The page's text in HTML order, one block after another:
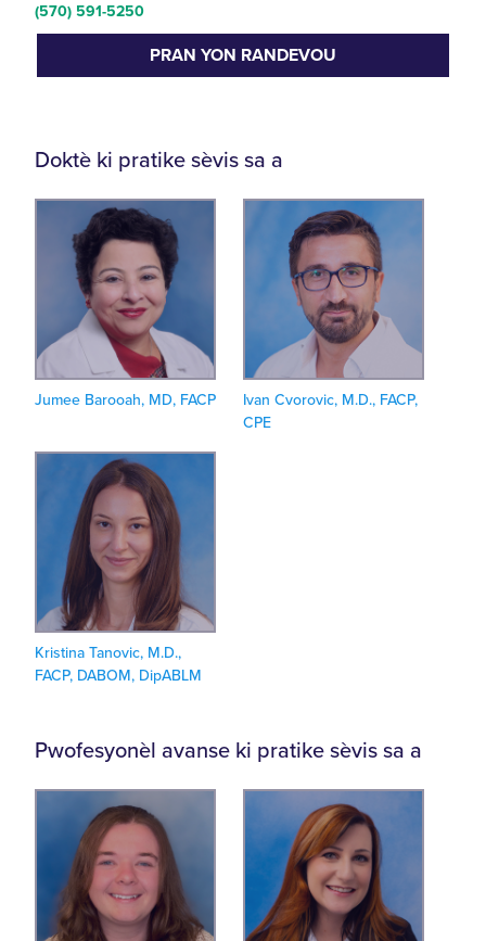
(570) 591-5250
PRAN YON RANDEVOU
Doktè ki pratike sèvis sa a
Jumee Barooah, MD, FACP
Ivan Cvorovic, M.D., FACP,
CPE
Kristina Tanovic, M.D.,
FACP, DABOM, DipABLM
Pwofesyonèl avanse ki pratike sèvis sa a